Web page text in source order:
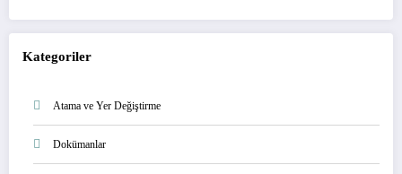
Kategoriler
Atama ve Yer Değiştirme
Dokümanlar